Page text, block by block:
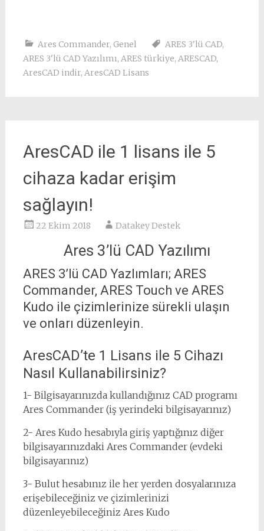
Ares Commander, Genel ARES 3'lü CAD,
ARES 3'lü CAD Yazılımı, ARES türkiye, ARESCAD,
AresCAD indir, AresCAD Lisans
AresCAD ile 1 lisans ile 5
cihaza kadar erişim
sağlayın!
22 Ekim 2018 Datakey Destek
Ares 3’lü CAD Yazılımı
ARES 3’lü CAD Yazlımları; ARES
Commander, ARES Touch ve ARES
Kudo ile çizimlerinize sürekli ulaşın
ve onları düzenleyin.
AresCAD’te 1 Lisans ile 5 Cihazı
Nasıl Kullanabilirsiniz?
1- Bilgisayarınızda kullandığınız CAD programı
Ares Commander (iş yerindeki bilgisayarınız)
2- Ares Kudo hesabıyla giriş yaptığınız diğer
bilgisayarınızdaki Ares Commander (evdeki
bilgisayarınız)
3- Bulut hesabınız ile her yerden dosyalarınıza
erişebileceğiniz ve çizimlerinizi
düzenleyebileceğiniz Ares Kudo